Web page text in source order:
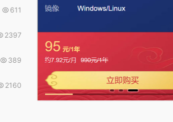
611
2397
389
2160